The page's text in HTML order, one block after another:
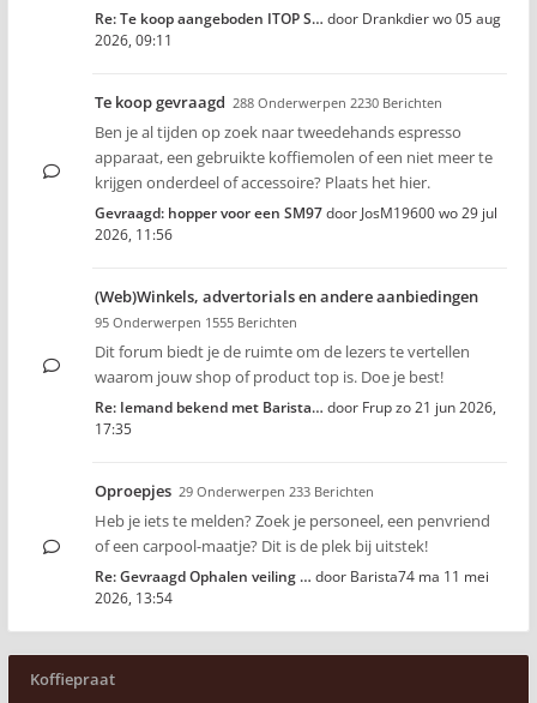
Re: Te koop aangeboden ITOP S… door Drankdierwo 05 aug
2026, 09:11
Te koop gevraagd 288 Onderwerpen 2230 Berichten
Ben je al tijden op zoek naar tweedehands espresso
apparaat, een gebruikte koffiemolen of een niet meer te
krijgen onderdeel of accessoire? Plaats het hier.
Gevraagd: hopper voor een SM97door JosM19600wo 29 jul
2026, 11:56
(Web)Winkels, advertorials en andere aanbiedingen
95 Onderwerpen 1555 Berichten
Dit forum biedt je de ruimte om de lezers te vertellen
waarom jouw shop of product top is. Doe je best!
Re: Iemand bekend met Barista… door Frupzo 21 jun 2026,
17:35
Oproepjes 29 Onderwerpen 233 Berichten
Heb je iets te melden? Zoek je personeel, een penvriend
of een carpool-maatje? Dit is de plek bij uitstek!
Re: Gevraagd Ophalen veiling … door Barista74 ma 11 mei
2026, 13:54
Koffiepraat